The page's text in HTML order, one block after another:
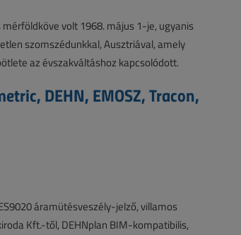
volt 1968. május 1-je, ugyanis
szomszédunkkal, Ausztriával, amely
az évszakváltáshoz kapcsolódott.
DEHN, EMOSZ, Tracon,
áramütésveszély-jelző, villamos
Kft.-től, DEHNplan BIM-kompatibilis,